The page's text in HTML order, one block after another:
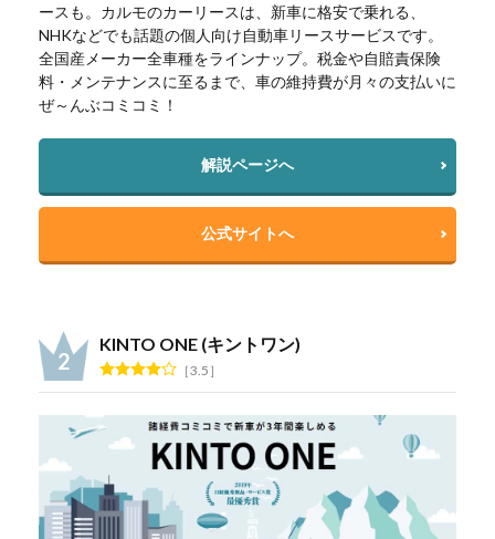
ースも。カルモのカーリースは、新車に格安で乗れる、
NHKなどでも話題の個人向け自動車リースサービスです。
全国産メーカー全車種をラインナップ。税金や自賠責保険
料・メンテナンスに至るまで、車の維持費が月々の支払いに
ぜ～んぶコミコミ！
解説ページへ
公式サイトへ
KINTO ONE (キントワン)
3.5